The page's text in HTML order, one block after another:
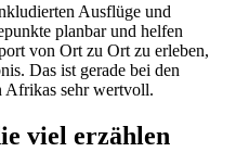
Ausflüge und
planbar und helfen
von Ort zu Ort zu erleben,
Das ist gerade bei den
Afrikas sehr wertvoll.
viel erzählen